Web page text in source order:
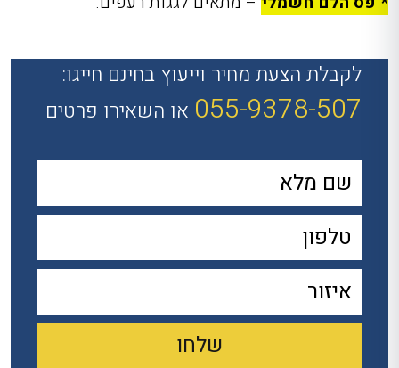
לקבלת הצעת מחיר וייעוץ בחינם חייגו:
055-9378-507 או השאירו פרטים